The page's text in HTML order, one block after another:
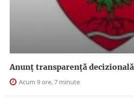
Anunţ transparenţă decizională
Acum 9 ore, 7 minute